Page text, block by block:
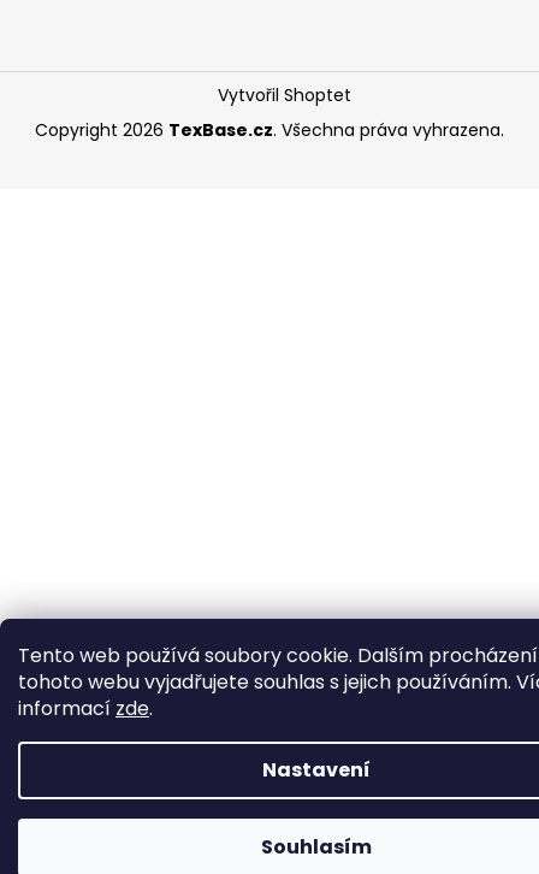
Tento web používá soubory cookie. Dalším
tohoto webu vyjadřujete souhlas s jejich používáním.
informací zde.
Nastavení
Souhlasím
Vytvořil Shoptet
Copyright 2026 TexBase.cz. Všechna práva vyhrazena.